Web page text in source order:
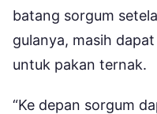
batang sorgum
gulanya, masih
untuk pakan ternak.
“Ke depan sorgum